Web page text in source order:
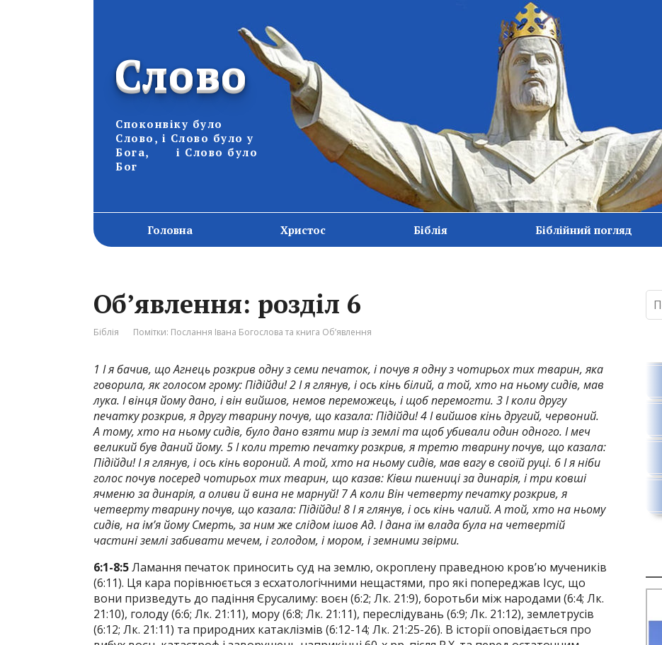
Слово
Споконвіку було
Слово, і Слово було у
Бога, і Слово було
Бог
Головна Христос Біблія Біблійний погляд
Об’явлення: розділ 6
Біблія Помітки: Послання Івана Богослова та книга Об’явлення
1 І я бачив, що Агнець розкрив одну з семи печаток, і почув я одну з чотирьох тих тварин, яка
говорила, як голосом грому: Підійди! 2 І я глянув, і ось кінь білий, а той, хто на ньому сидів, мав
лука. І вінця йому дано, і він вийшов, немов переможець, і щоб перемогти. 3 І коли другу
печатку розкрив, я другу тварину почув, що казала: Підійди! 4 І вийшов кінь другий, червоний.
А тому, хто на ньому сидів, було дано взяти мир із землі та щоб убивали один одного. І меч
великий був даний йому. 5 І коли третю печатку розкрив, я третю тварину почув, що казала:
Підійди! І я глянув, і ось кінь вороний. А той, хто на ньому сидів, мав вагу в своїй руці. 6 І я ніби
голос почув посеред чотирьох тих тварин, що казав: Ківш пшениці за динарія, і три ковші
ячменю за динарія, а оливи й вина не марнуй! 7 А коли Він четверту печатку розкрив, я
четверту тварину почув, що казала: Підійди! 8 І я глянув, і ось кінь чалий. А той, хто на ньому
сидів, на ім’я йому Смерть, за ним же слідом ішов Ад. І дана їм влада була на четвертій
частині землі забивати мечем, і голодом, і мором, і земними звірми.
6:1-8:5Ламання печаток приносить суд на землю, окроплену праведною кров’ю мучеників
(6:11). Ця кара порівнюється з есхатологічними нещастями, про які попереджав Ісус, що
вони призведуть до падіння Єрусалиму: воєн (6:2; Лк. 21:9), боротьби між народами (6:4; Лк.
21:10), голоду (6:6; Лк. 21:11), мору (6:8; Лк. 21:11), переслідувань (6:9; Лк. 21:12), землетрусів
(6:12; Лк. 21:11) та природних катаклізмів (6:12-14; Лк. 21:25-26). В історії оповідається про